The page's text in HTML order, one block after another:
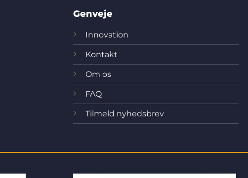
Genveje
Innovation
Kontakt
Om os
FAQ
Tilmeld nyhedsbrev